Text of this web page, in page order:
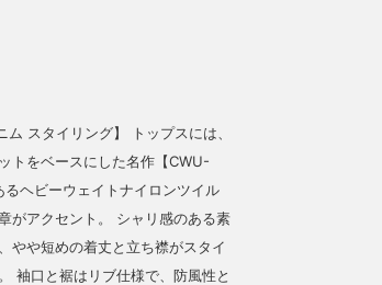
スタイリング】 トップスには、
トをベースにした名作【CWU-
ヘビーウェイトナイロンツイル
がアクセント。 シャリ感のある素
やや短めの着丈と立ち襟がスタイ
袖口と裾はリブ仕様で、防風性と